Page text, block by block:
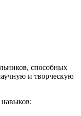
способных
и творческую
навыков;